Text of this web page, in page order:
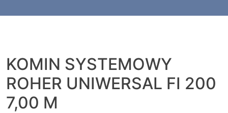
KOMIN SYSTEMOWY
ROHER UNIWERSAL FI 200
7,00 M